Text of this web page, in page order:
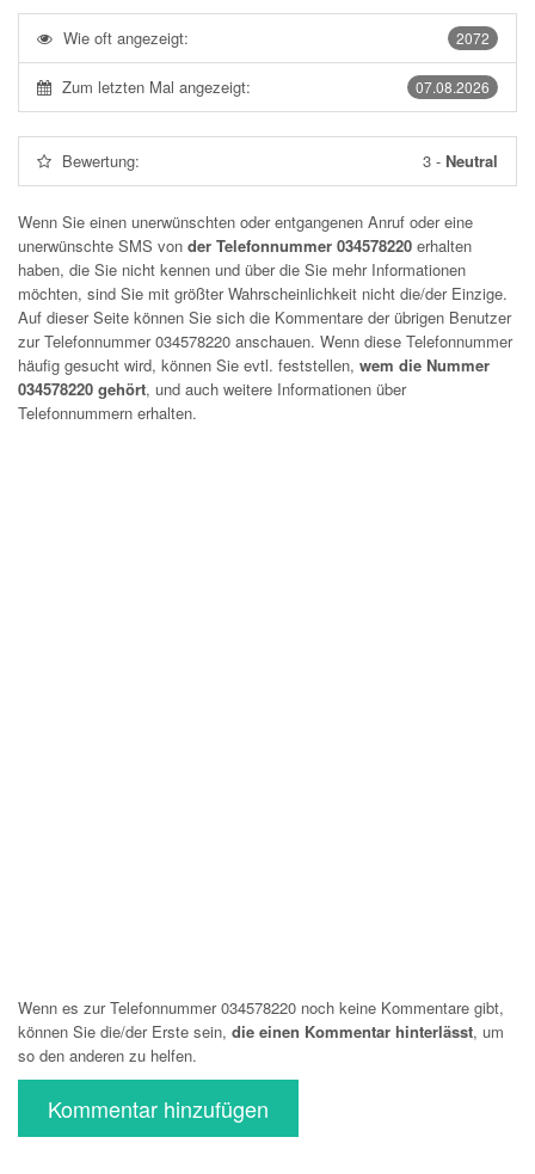
2072
Wie oft angezeigt:
07.08.2026
Zum letzten Mal angezeigt:
Bewertung: 3 - Neutral
Wenn Sie einen unerwünschten oder entgangenen Anruf oder eine
unerwünschte SMS von der Telefonnummer 034578220 erhalten
haben, die Sie nicht kennen und über die Sie mehr Informationen
möchten, sind Sie mit größter Wahrscheinlichkeit nicht die/der Einzige.
Auf dieser Seite können Sie sich die Kommentare der übrigen Benutzer
zur Telefonnummer034578220 anschauen. Wenn diese Telefonnummer
häufig gesucht wird, können Sie evtl. feststellen, wem die Nummer
034578220 gehört, und auch weitere Informationen über
Telefonnummern erhalten.
Wenn es zur Telefonnummer 034578220 noch keine Kommentare gibt,
können Sie die/der Erste sein, die einen Kommentar hinterlässt, um
so den anderen zu helfen.
Kommentar hinzufügen